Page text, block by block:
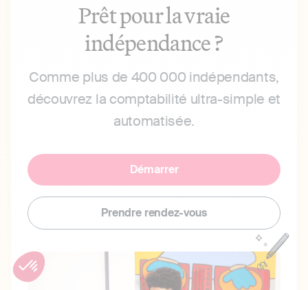
Prêt pour la vraie
indépendance ?
Comme plus de 400 000 indépendants,
découvrez la comptabilité ultra-simple et
automatisée.
Démarrer
Prendre rendez-vous